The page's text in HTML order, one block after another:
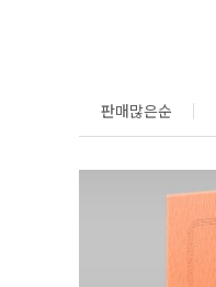
판매많은순